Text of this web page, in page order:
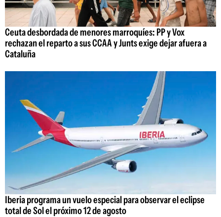
Ceuta desbordada de menores marroquíes: PP y Vox
rechazan el reparto a sus CCAA y Junts exige dejar afuera a
Cataluña
Iberia programa un vuelo especial para observar el eclipse
total de Sol el próximo 12 de agosto